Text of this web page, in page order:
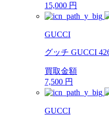
15,000 円
GUCCI
グッチ GUCCI
買取金額
7,500 円
GUCCI